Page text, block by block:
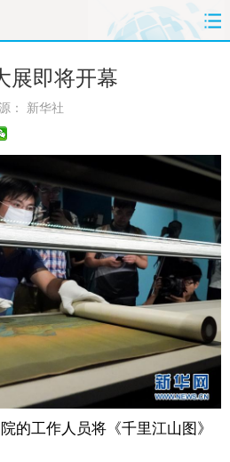
国际
地方 法治
房产 公司
彩票 食品
信息化 数据
无人机
新华广播
展即将开幕
： 新华社
工作人员将《千里江山图》